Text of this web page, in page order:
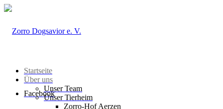
Facebook
Startseite
Über uns
Unser Team
Unser Tierheim
Zorro-Hof Aerzen